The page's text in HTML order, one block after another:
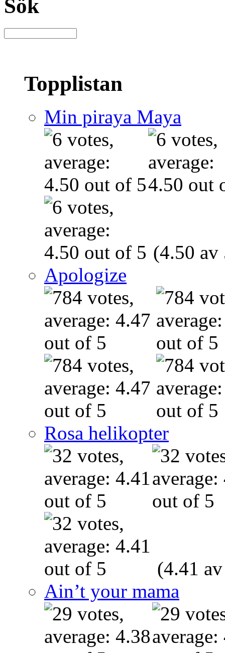
Sök
Topplistan
Min piraya Maya
(4.50 av
Apologize
Rosa helikopter
(4.41
Ain’t your mama